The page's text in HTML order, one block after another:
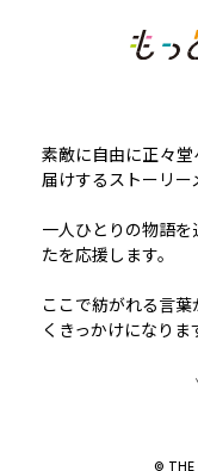
素敵に自由に正々
届けするストーリー
一人ひとりの物語
たを応援します。
ここで紡がれる言
くきっかけになりま
© THE